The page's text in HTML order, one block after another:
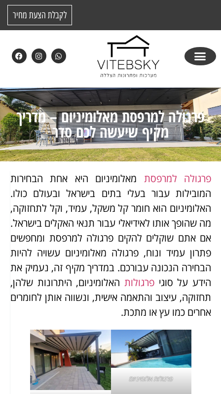
לקבלת הצעת מחיר
פרגולה למרפסת מאלומיניום – מדריך
מקיף שיעשה לכם סדר
פרגולה למרפסת מאלומיניום היא אחת הבחירות
המובילות עבור בעלי בתים בישראל ובעולם כולו.
האלומיניום הוא חומר קל משקל, עמיד, וקל לתחזוקה,
מה שהופך אותו לאידיאלי עבור תנאי האקלים בישראל.
אם אתם שוקלים להקים פרגולה למרפסת ומחפשים
פתרון עמיד ונוח, פרגולה מאלומיניום עשויה להיות
הבחירה הנכונה עבורכם. במדריך מקיף זה, נעמיק את
הידע על סוגי פרגולות האלומיניום, היתרונות שלהן,
תחזוקה, עיצוב והתאמה אישית, ונשווה אותן לחומרים
אחרים כמו עץ או מתכת.
פרגולות אלומיניום